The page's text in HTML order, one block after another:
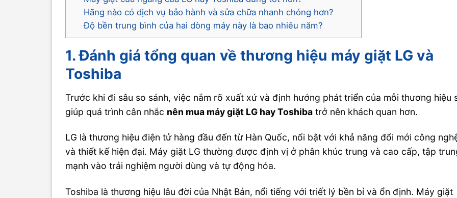
Hãng nào có dịch vụ bảo hành và sửa chữa nhanh chóng hơn?
Độ bền trung bình của hai dòng máy này là bao nhiêu năm?
1. Đánh giá tổng quan về thương hiệu máy giặt LG và
Toshiba
Trước khi đi sâu so sánh, việc nắm rõ xuất xứ và định hướng phát triển của mỗi thương hiệu
giúp quá trình cân nhắc nên mua máy giặt LG hay Toshiba trở nên khách quan hơn.
LG là thương hiệu điện tử hàng đầu đến từ Hàn Quốc, nổi bật với khả năng đổi mới công
và thiết kế hiện đại. Máy giặt LG thường được định vị ở phân khúc trung và cao cấp, tập
mạnh vào trải nghiệm người dùng và tự động hóa.
Toshiba là thương hiệu lâu đời của Nhật Bản, nổi tiếng với triết lý bền bỉ và ổn định. Máy giặt